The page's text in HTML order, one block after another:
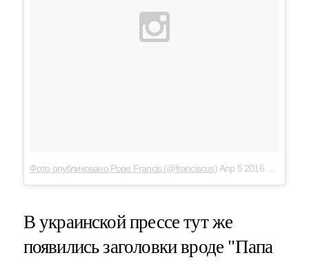
Фото опубликовано Pope Francis (@franciscus)Апр 5 2016 в 1:57 PDT
В украинской прессе тут же
появились заголовки вроде "Папа